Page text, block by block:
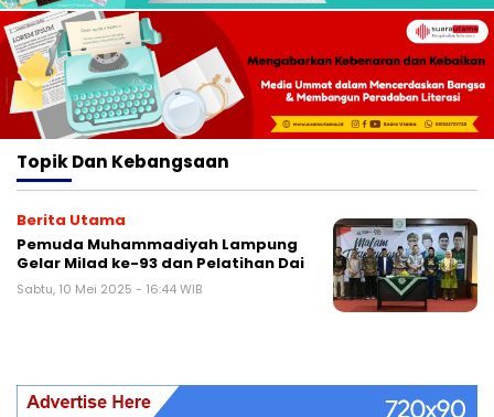
TopikDan Kebangsaan
Berita Utama
Pemuda Muhammadiyah Lampung
Gelar Milad ke-93 dan Pelatihan Dai
Sabtu, 10 Mei 2025 - 16:44 WIB